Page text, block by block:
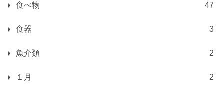
食べ物 47
食器 3
魚介類 2
１月 2